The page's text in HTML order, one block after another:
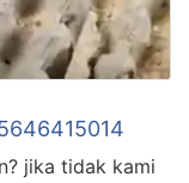
jika tidak kami